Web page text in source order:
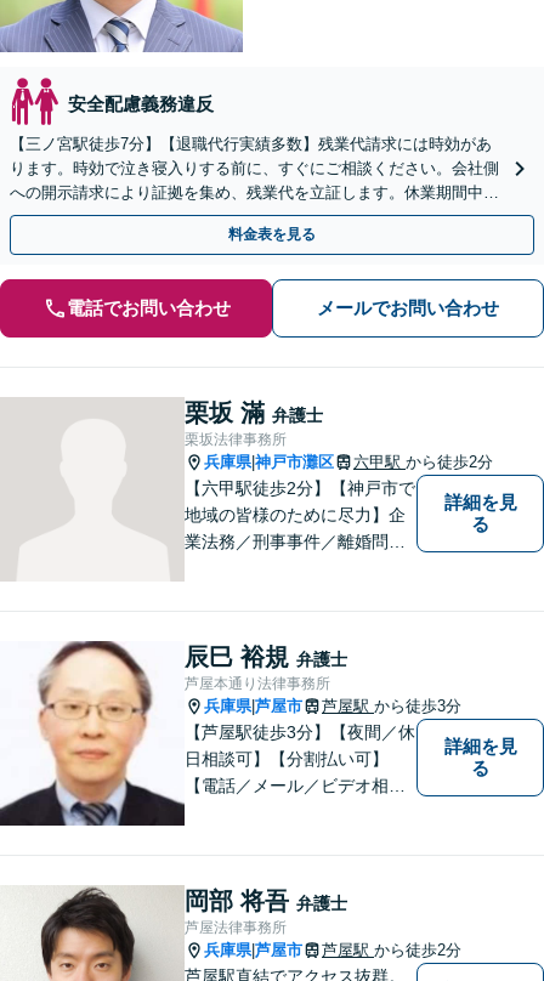
安全配慮義務違反
【三ノ宮駅徒歩7分】【退職代行実績多数】残業代請求には時効があ
ります。時効で泣き寝入りする前に、すぐにご相談ください。会社側
への開示請求により証拠を集め、残業代を立証します。休業期間中の
補償や解決金も請求可。【LINEや弁護士直通電話あり】
料金表を見る
電話でお問い合わせ メールでお問い合わせ
栗坂 滿 弁護士
栗坂法律事務所
兵庫県|神戸市灘区 六甲駅 から徒歩2分
【六甲駅徒歩2分】【神戸市で
地域の皆様のために尽力】企
業法務／刑事事件／離婚問題
相談ください。適切な解決へ
の道をご提案し、共に並走い
たします。
詳細を見
る
辰巳 裕規 弁護士
芦屋本通り法律事務所
兵庫県|芦屋市 芦屋駅 から徒歩3分
【芦屋駅徒歩3分】【夜間／休
日相談可】【分割払い可】
【電話／メール／ビデオ相談
ます。 お困りの方は、お気軽
にご相談ください。
詳細を見
る
岡部 将吾 弁護士
芦屋法律事務所
兵庫県|芦屋市 芦屋駅 から徒歩2分
芦屋駅直結でアクセス抜群。